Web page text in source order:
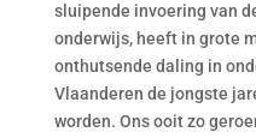
sluipende invoering van
onderwijs, heeft in grote
onthutsende daling in
Vlaanderen de jongste
worden. Ons ooit zo